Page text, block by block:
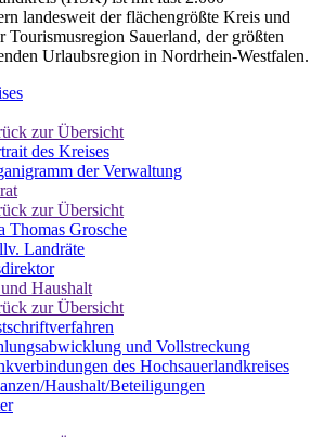
landesweit der flächengrößte Kreis und
Tourismusregion Sauerland, der größten
Urlaubsregion in Nordrhein-Westfalen.
zur Übersicht
des Kreises
der Verwaltung
zur Übersicht
Thomas Grosche
Landräte
Haushalt
zur Übersicht
und Vollstreckung
des Hochsauerlandkreises
Haushalt/Beteiligungen